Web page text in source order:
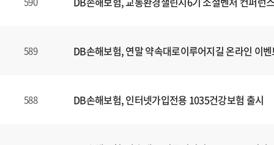
589 DB손해보험, 연말 약속대로이루어지길 온라인 이
588 DB손해보험, 인터넷가입전용 1035건강보험 출시